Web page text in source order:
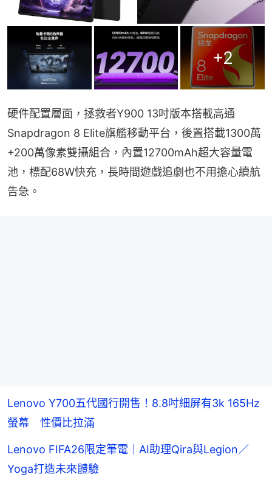
+2
硬件配置層面，拯救者Y900 13吋版本搭載高通
Snapdragon 8 Elite旗艦移動平台，後置搭載1300萬
+200萬像素雙攝組合，內置12700mAh超大容量電
池，標配68W快充，長時間遊戲追劇也不用擔心續航
告急。
Lenovo Y700五代國行開售！8.8吋細屏有3k 165Hz
螢幕 性價比拉滿
Lenovo FIFA26限定筆電｜AI助理Qira與Legion／
Yoga打造未來體驗